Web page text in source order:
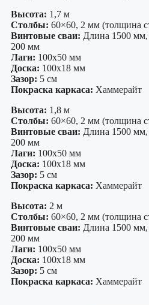
Высота: 1,7 м
Столбы: 60×60, 2 мм (толщина
Винтовые сваи: Длина 1500 мм,
200 мм
Лаги: 100х50 мм
Доска: 100х18 мм
Зазор: 5 см
Покраска каркаса: Хаммерайт
Высота: 1,8 м
Столбы: 60×60, 2 мм (толщина
Винтовые сваи: Длина 1500 мм,
200 мм
Лаги: 100х50 мм
Доска: 100х18 мм
Зазор: 5 см
Покраска каркаса: Хаммерайт
Высота: 2 м
Столбы: 60×60, 2 мм (толщина
Винтовые сваи: Длина 1500 мм,
200 мм
Лаги: 100х50 мм
Доска: 100х18 мм
Зазор: 5 см
Покраска каркаса: Хаммерайт